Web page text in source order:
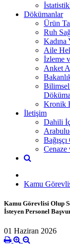
Dökümanlar
Ürün
Ruh
Kadına
Aile
İzleme
Anket
Bilimsel
Kronik
İletişim
Dahili
Cenaze
Kamu
Kamu Görevlisi Olup
İsteyen Personel
01 Haziran 2026